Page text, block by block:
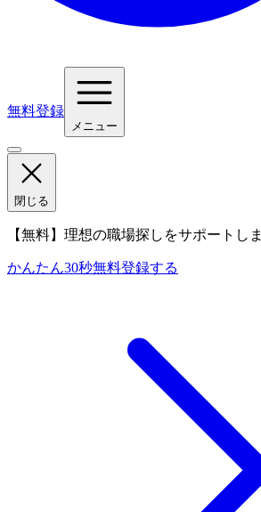
無料登録
メニュー
閉じる
【無料】理想の職場探しをサポートし
かんたん30秒無料登録する